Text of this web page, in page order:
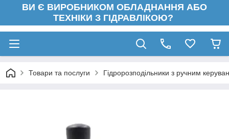
ВИ Є ВИРОБНИКОМ ОБЛАДНАННЯ АБО
ТЕХНІКИ З ГІДРАВЛІКОЮ?
Товари та послуги Гідророзподільники з ручним